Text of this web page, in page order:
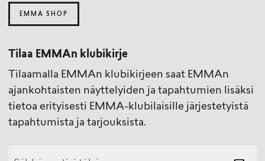
EMMA SHOP
Tilaa EMMAn klubikirje
Tilaamalla EMMAn klubikirjeen saat EMMAn
ajankohtaisten näyttelyiden ja tapahtumien lisäksi
tietoa erityisesti EMMA-klubilaisille järjestetyistä
tapahtumista ja tarjouksista.